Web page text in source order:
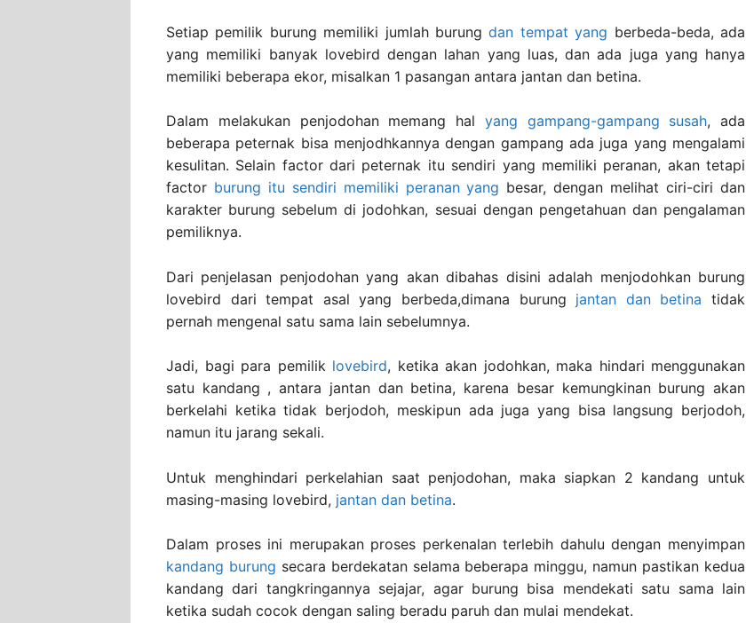
Setiap pemilik burung memiliki jumlah burungdan tempat yang berbeda-beda, ada
yang memiliki banyak lovebird dengan lahan yang luas, dan ada juga yang hanya
memiliki beberapa ekor, misalkan 1 pasangan antara jantan dan betina.
Dalam melakukan penjodohan memang hal yang gampang-gampang susah, ada
beberapa peternak bisa menjodhkannya dengan gampang ada juga yang mengalami
kesulitan. Selain factor dari peternak itu sendiri yang memiliki peranan, akan tetapi
factor burung itu sendiri memiliki peranan yang besar, dengan melihat ciri-ciri dan
karakter burung sebelum di jodohkan, sesuai dengan pengetahuan dan pengalaman
pemiliknya.
Dari penjelasan penjodohan yang akan dibahas disini adalah menjodohkan burung
lovebird dari tempat asal yang berbeda,dimana burung jantan dan betina tidak
pernah mengenal satu sama lain sebelumnya.
Jadi, bagi para pemilik lovebird, ketika akan jodohkan, maka hindari menggunakan
satu kandang , antara jantan dan betina, karena besar kemungkinan burung akan
berkelahi ketika tidak berjodoh, meskipun ada juga yang bisa langsung berjodoh,
namun itu jarang sekali.
Untuk menghindari perkelahian saat penjodohan, maka siapkan 2 kandang untuk
masing-masing lovebird, jantan dan betina.
Dalam proses ini merupakan proses perkenalan terlebih dahulu dengan menyimpan
kandang burung secara berdekatan selama beberapa minggu, namun pastikan kedua
kandang dari tangkringannya sejajar, agar burung bisa mendekati satu sama lain
ketika sudah cocok dengan saling beradu paruh dan mulai mendekat.